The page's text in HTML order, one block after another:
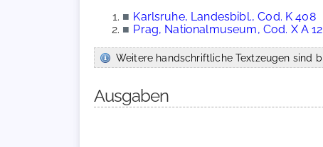
■ Karlsruhe, Landesbibl., Cod. K 408
■ Prag, Nationalmuseum, Cod. X A 12
Weitere handschriftliche Textzeugen sind
Ausgaben